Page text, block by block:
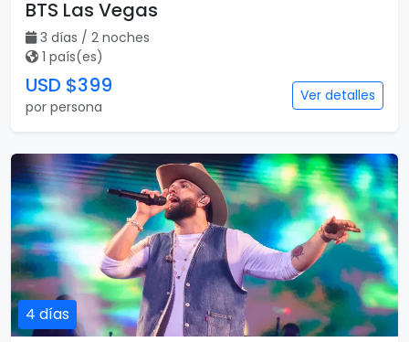
BTS Las Vegas
3 días / 2 noches
1 país(es)
USD $399
por persona
Ver detalles
4 días